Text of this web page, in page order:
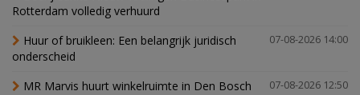
Rotterdam volledig verhuurd
07-08-2026 14:00
Huur of bruikleen: Een belangrijk juridisch
onderscheid
07-08-2026 12:50
MR Marvis huurt winkelruimte in Den Bosch